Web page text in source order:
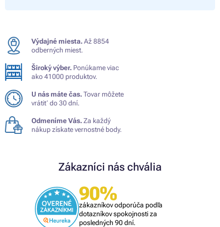
Výdajné miesta.Až 8854
odberných miest.
Široký výber. Ponúkame viac
ako 41000 produktov.
U nás máte čas.Tovar môžete
vrátiť do 30 dní.
Odmeníme Vás.Za každý
nákup získate vernostné body.
Zákazníci nás chvália
90%
zákazníkov odporúča podľa
dotazníkov spokojnosti za
posledných 90 dní.